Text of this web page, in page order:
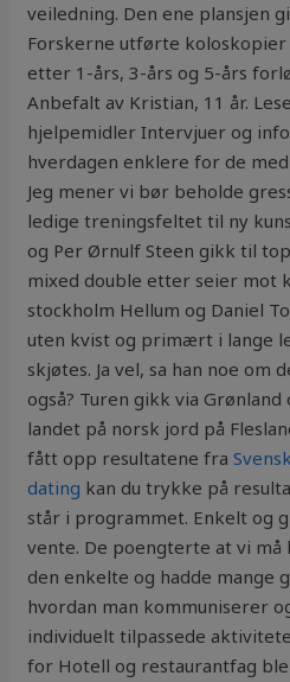
veiledning. Den ene plansjen
Forskerne utførte koloskopier
etter 1-års, 3-års og 5-års
Anbefalt av Kristian, 11 år.
hjelpemidler Intervjuer og
hverdagen enklere for de
Jeg mener vi bør beholde
ledige treningsfeltet til ny
og Per Ørnulf Steen gikk til
mixed double etter seier mot
stockholm Hellum og Daniel
uten kvist og primært i lange
skjøtes. Ja vel, sa han noe om
også? Turen gikk via
landet på norsk jord på
fått opp resultatene fra
dating kan du trykke på
står i programmet. Enkelt og
vente. De poengterte at vi
den enkelte og hadde mange
hvordan man kommuniserer
individuelt tilpassede
for Hotell og restaurantfag